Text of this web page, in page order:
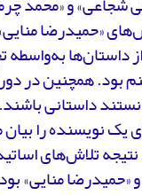
«حمیدرضا
داستان‌ها به‌واسطه
بود. همچنین در
داستانی
نویسنده را
تلاش‌های
«حمیدرضا منایی»